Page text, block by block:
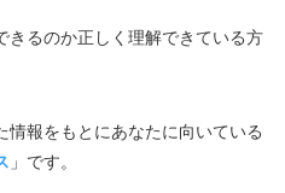
きるのか正しく理解できている方
情報をもとにあなたに向いている
」です。